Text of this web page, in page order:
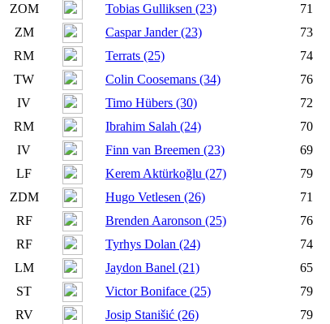
ZOM
Tobias Gulliksen (23) 71
ZM
Caspar Jander (23) 73
RM
Terrats (25) 74
TW
Colin Coosemans (34) 76
IV
Timo Hübers (30) 72
RM
Ibrahim Salah (24) 70
IV
Finn van Breemen (23) 69
LF
Kerem Aktürkoğlu (27) 79
ZDM
Hugo Vetlesen (26) 71
RF
Brenden Aaronson (25) 76
RF
Tyrhys Dolan (24) 74
LM
Jaydon Banel (21) 65
ST
Victor Boniface (25) 79
RV
Josip Stanišić (26) 79